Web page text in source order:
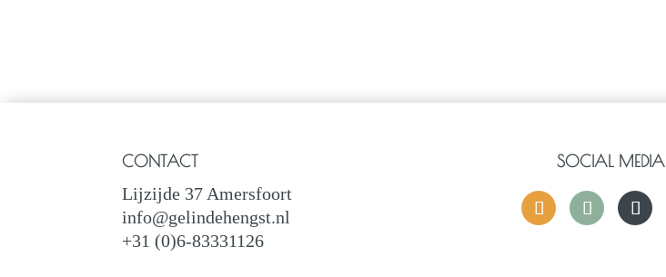
CONTACT
Lijzijde 37 Amersfoort
info@gelindehengst.nl
+31 (0)6-83331126
SOCIAL MEDIA